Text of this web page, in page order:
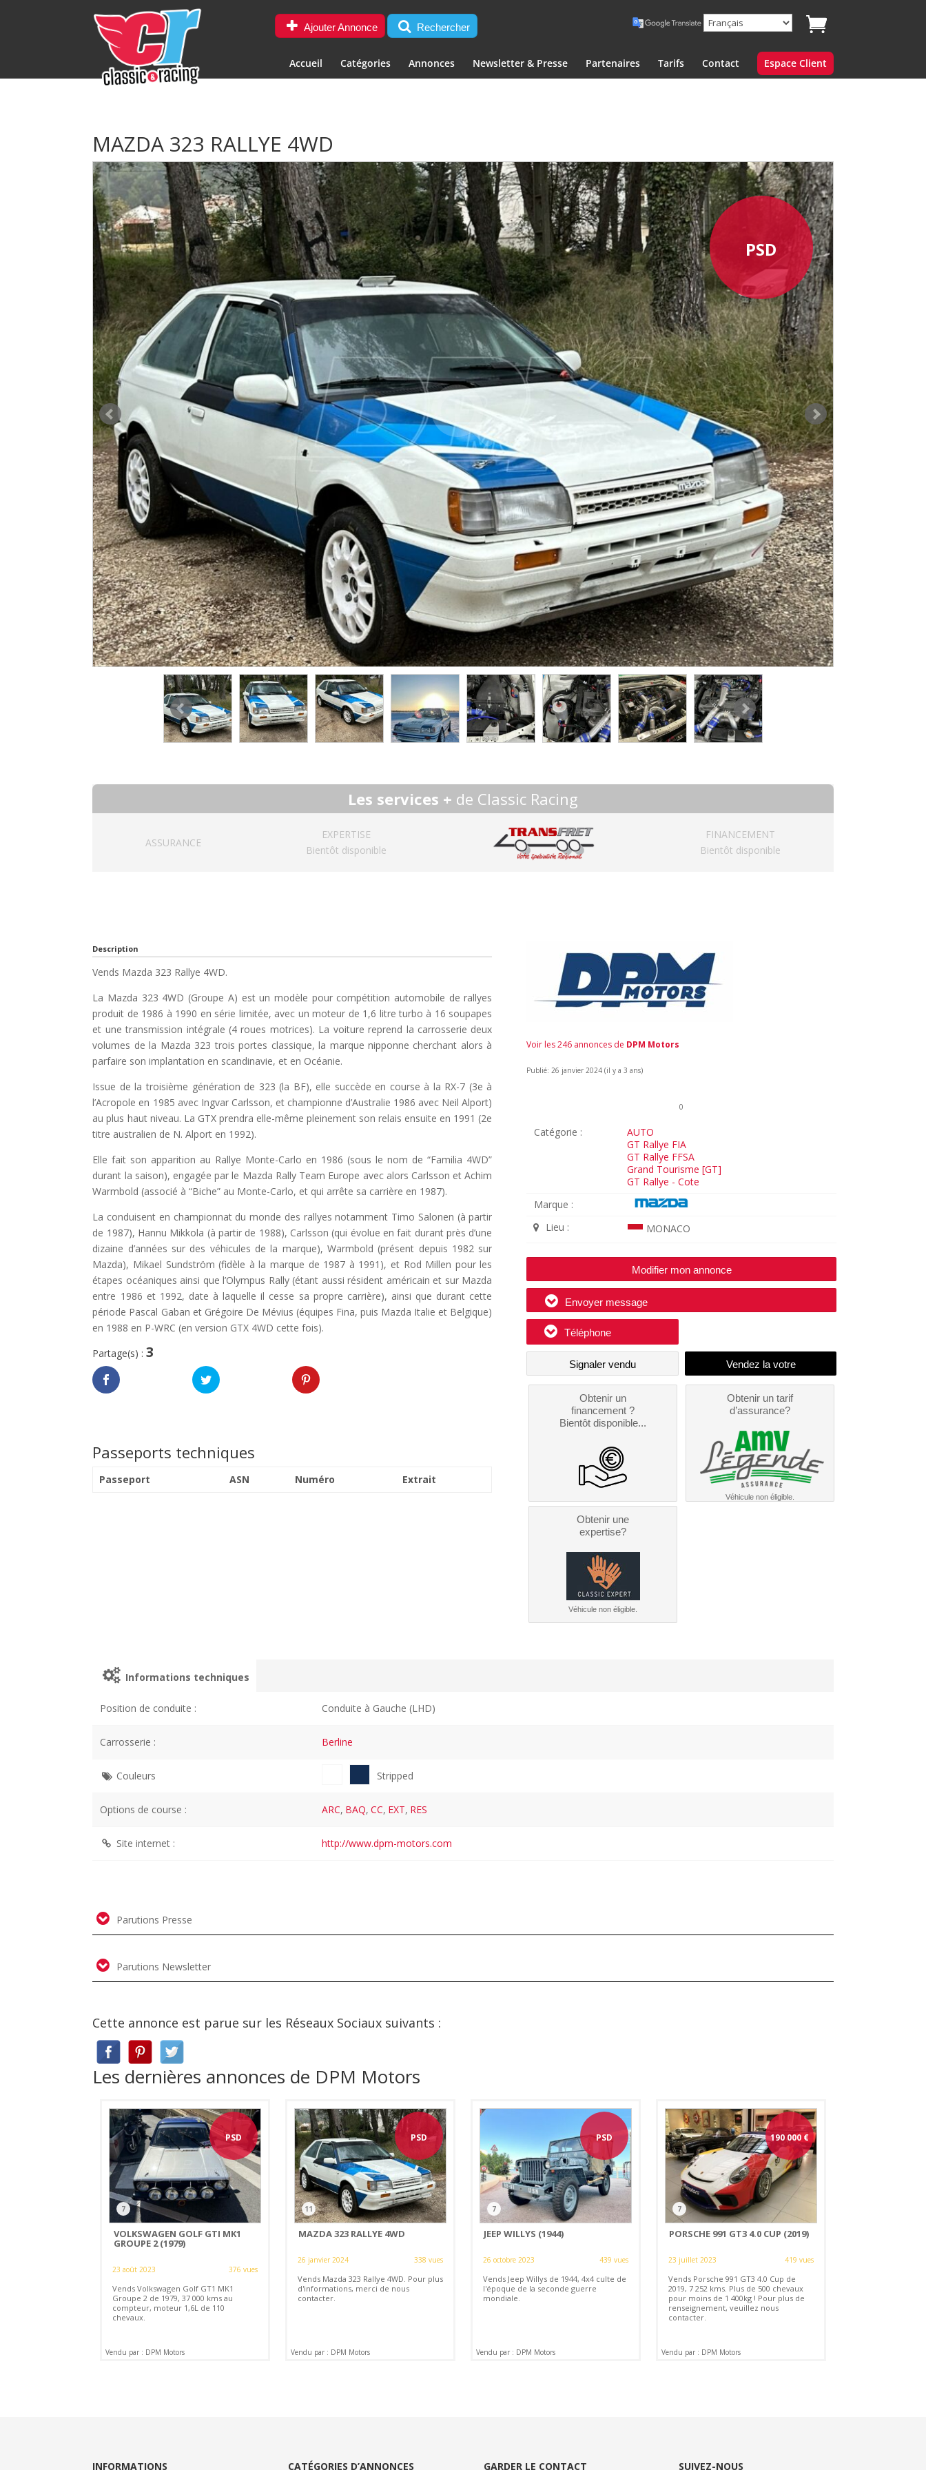
Ajouter Annonce Rechercher
Accueil Catégories Annonces Newsletter & Presse Partenaires Tarifs Contact Espace Client
MAZDA 323 RALLYE 4WD
PSD
Les services + de Classic Racing
ASSURANCE
EXPERTISE
Bientôt disponible
FINANCEMENT
Bientôt disponible
Description
Vends Mazda 323 Rallye 4WD.
La Mazda 323 4WD (Groupe A) est un modèle pour compétition automobile de rallyes
produit de 1986 à 1990 en série limitée, avec un moteur de 1,6 litre turbo à 16 soupapes
et une transmission intégrale (4 roues motrices). La voiture reprend la carrosserie deux
volumes de la Mazda 323 trois portes classique, la marque nipponne cherchant alors à
parfaire son implantation en scandinavie, et en Océanie.
Issue de la troisième génération de 323 (la BF), elle succède en course à la RX-7 (3e à
l’Acropole en 1985 avec Ingvar Carlsson, et championne d’Australie 1986 avec Neil Alport)
au plus haut niveau. La GTX prendra elle-même pleinement son relais ensuite en 1991 (2e
titre australien de N. Alport en 1992).
Elle fait son apparition au Rallye Monte-Carlo en 1986 (sous le nom de “Familia 4WD”
durant la saison), engagée par le Mazda Rally Team Europe avec alors Carlsson et Achim
Warmbold (associé à “Biche” au Monte-Carlo, et qui arrête sa carrière en 1987).
La conduisent en championnat du monde des rallyes notamment Timo Salonen (à partir
de 1987), Hannu Mikkola (à partir de 1988), Carlsson (qui évolue en fait durant près d’une
dizaine d’années sur des véhicules de la marque), Warmbold (présent depuis 1982 sur
Mazda), Mikael Sundström (fidèle à la marque de 1987 à 1991), et Rod Millen pour les
étapes océaniques ainsi que l’Olympus Rally (étant aussi résident américain et sur Mazda
entre 1986 et 1992, date à laquelle il cesse sa propre carrière), ainsi que durant cette
période Pascal Gaban et Grégoire De Mévius (équipes Fina, puis Mazda Italie et Belgique)
en 1988 en P-WRC (en version GTX 4WD cette fois).
Partage(s) :3
Passeports techniques
Passeport ASN Numéro Extrait
Voir les 246 annonces de DPM Motors
Publié: 26 janvier 2024 (il y a 3 ans)
0
Catégorie :
AUTO
GT Rallye FIA
GT Rallye FFSA
Grand Tourisme [GT]
GT Rallye - Cote
Marque :
Lieu :
MONACO
Modifier mon annonce
Envoyer message
Téléphone
Signaler vendu
Obtenir un
financement ?
Bientôt disponible...
Obtenir un tarif
d’assurance?
Véhicule non éligible.
Obtenir une
expertise?
Véhicule non éligible.
Informations techniques
Position de conduite : Conduite à Gauche (LHD)
Carrosserie : Berline
Couleurs Stripped
Options de course : ARC, BAQ, CC, EXT, RES
Site internet : http://www.dpm-motors.com
Parutions Presse
Parutions Newsletter
Cette annonce est parue sur les Réseaux Sociaux suivants :
Les dernières annonces de DPM Motors
PSD
7
VOLKSWAGEN GOLF GTI MK1
GROUPE 2 (1979)
23 août 2023 376 vues
Vends Volkswagen Golf GT1 MK1
Groupe 2 de 1979, 37 000 kms au
compteur, moteur 1,6L de 110
chevaux.
Vendu par : DPM Motors
PSD
11
MAZDA 323 RALLYE 4WD
26 janvier 2024 338 vues
Vends Mazda 323 Rallye 4WD. Pour plus
d'informations, merci de nous
contacter.
Vendu par : DPM Motors
PSD
7
JEEP WILLYS (1944)
26 octobre 2023 439 vues
Vends Jeep Willys de 1944, 4x4 culte de
l'époque de la seconde guerre
mondiale.
Vendu par : DPM Motors
190 000€
7
PORSCHE 991 GT3 4.0 CUP (2019)
23 juillet 2023 419 vues
Vends Porsche 991 GT3 4.0 Cup de
2019, 7 252 kms. Plus de 500 chevaux
pour moins de 1 400kg ! Pour plus de
renseignement, veuillez nous
contacter.
Vendu par : DPM Motors
INFORMATIONS CATÉGORIES D’ANNONCES GARDER LE CONTACT SUIVEZ-NOUS